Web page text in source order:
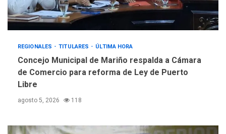
TITULARES
ÚLTIMA HORA
Evacúan aldeas en
Guatemala por erupción de
5
GUERRA EN EL MUNDO
ÚLTIMA HORA
REGIONALES TITULARES ÚLTIMA HORA
Concejo Municipal de Mariño respalda a Cámara
de Comercio para reforma de Ley de Puerto
Libre
agosto 5, 2026 118